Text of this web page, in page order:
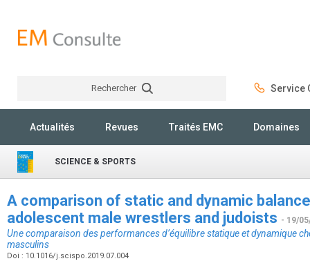
Rechercher Service
Actualités Revues Traités EMC Domaines
SCIENCE & SPORTS
A comparison of static and dynamic
adolescent male wrestlers and judoists - 19/
Une comparaison des performances d’équilibre statique et dynamique
masculins
Doi : 10.1016/j.scispo.2019.07.004